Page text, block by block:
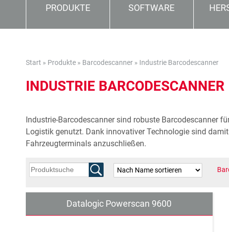
PRODUKTE SOFTWARE
Start » Produkte » Barcodescanner » Industrie Barcodescanner
INDUSTRIE BARCODESCANNER
Industrie-Barcodescanner sind robuste Barcodescanner
Logistik genutzt. Dank innovativer Technologie sind
Fahrzeugterminals anzuschließen.
Datalogic Powerscan 9600